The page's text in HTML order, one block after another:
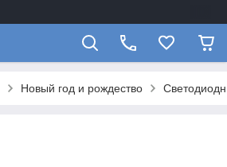
Новый год и рождество